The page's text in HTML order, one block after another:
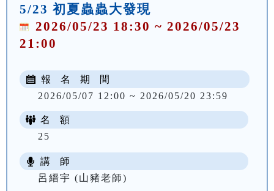
5/23 初夏蟲蟲大發現
2026/05/23 18:30 ~ 2026/05/23
21:00
報 名 期 間
2026/05/07 12:00 ~ 2026/05/20 23:59
名 額
25
講 師
呂縉宇 (山豬老師)